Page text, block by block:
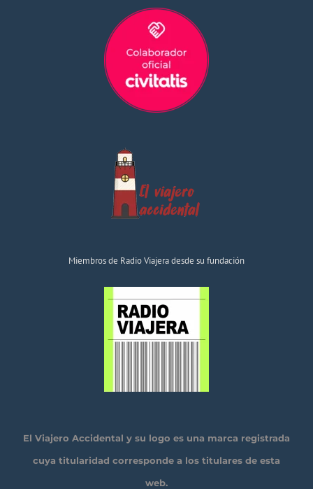
Miembros de Radio Viajera desde su fundación
El Viajero Accidental y su logo es una marca registrada
cuya titularidad corresponde a los titulares de esta
web.